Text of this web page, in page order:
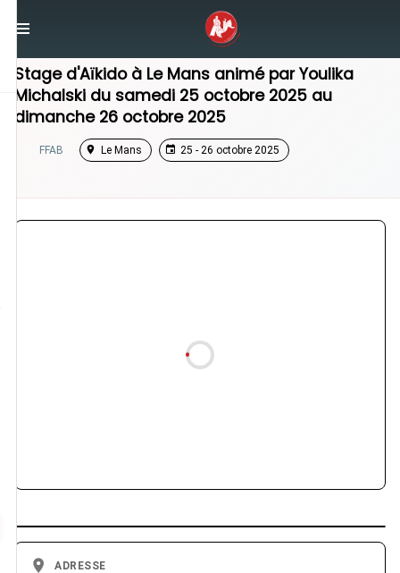
Stage Aikido
Stage d'Aïkido à Le Mans animé parYoulika
Michalski du samedi 25 octobre 2025 au
dimanche 26 octobre 2025
FFAB Le Mans 25 - 26 octobre 2025
ADRESSE